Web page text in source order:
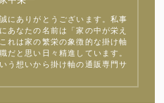
にありがとうございます。私事
あなたの名前は「家の中が栄え
れは家の繁栄の象徴的な掛け軸
だと思い日々精進しています。
う想いから掛け軸の通販専門サ